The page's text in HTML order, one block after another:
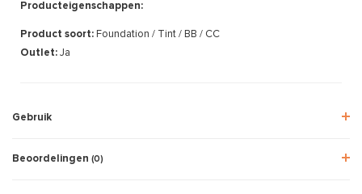
Producteigenschappen:
Product soort: Foundation / Tint / BB / CC
Outlet: Ja
Gebruik
Beoordelingen (0)